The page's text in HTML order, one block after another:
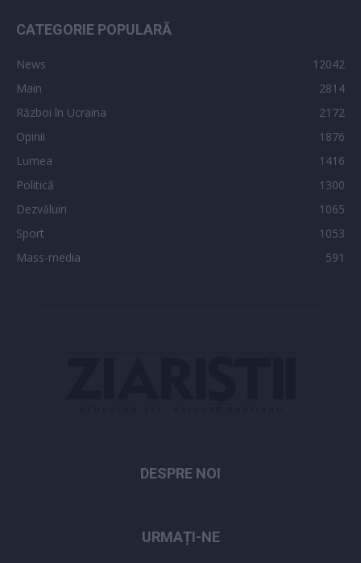
CATEGORIE POPULARĂ
News
12042
Main
2814
Război în Ucraina
2172
Opinii
1876
Lumea
1416
Politică
1300
Dezvăluiri
1065
Sport
1053
Mass-media
591
DESPRE NOI
URMAȚI-NE